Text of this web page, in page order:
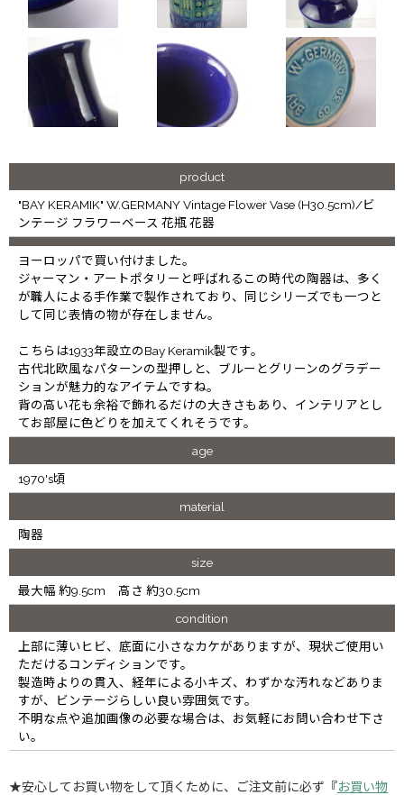
product
"BAY KERAMIK" W.GERMANY Vintage Flower Vase (H30.5cm)/ビ
ンテージ フラワーベース 花瓶 花器
ヨーロッパで買い付けました。
ジャーマン・アートポタリーと呼ばれるこの時代の陶器は、多く
が職人による手作業で製作されており、同じシリーズでも一つと
して同じ表情の物が存在しません。
こちらは1933年設立のBay Keramik製です。
古代北欧風なパターンの型押しと、ブルーとグリーンのグラデー
ションが魅力的なアイテムですね。
背の高い花も余裕で飾れるだけの大きさもあり、インテリアとし
てお部屋に色どりを加えてくれそうです。
age
1970's頃
material
陶器
size
最大幅 約9.5cm 高さ 約30.5cm
condition
上部に薄いヒビ、底面に小さなカケがありますが、現状ご使用い
ただけるコンディションです。
製造時よりの貫入、経年による小キズ、わずかな汚れなどありま
すが、ビンテージらしい良い雰囲気です。
不明な点や追加画像の必要な場合は、お気軽にお問い合わせ下さ
い。
★安心してお買い物をして頂くために、ご注文前に必ず『お買い物